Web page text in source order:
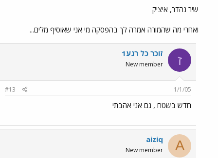
שיר נהדר, איציק
ואחרי מה שהמורה אמרה לך בהפסקה מי אני שאוסיף מלים...
ז זוכר כל רגע1
New member
1/1/05
#13
חדש בשטח , גם אני אהבתי
A
aiziq
New member